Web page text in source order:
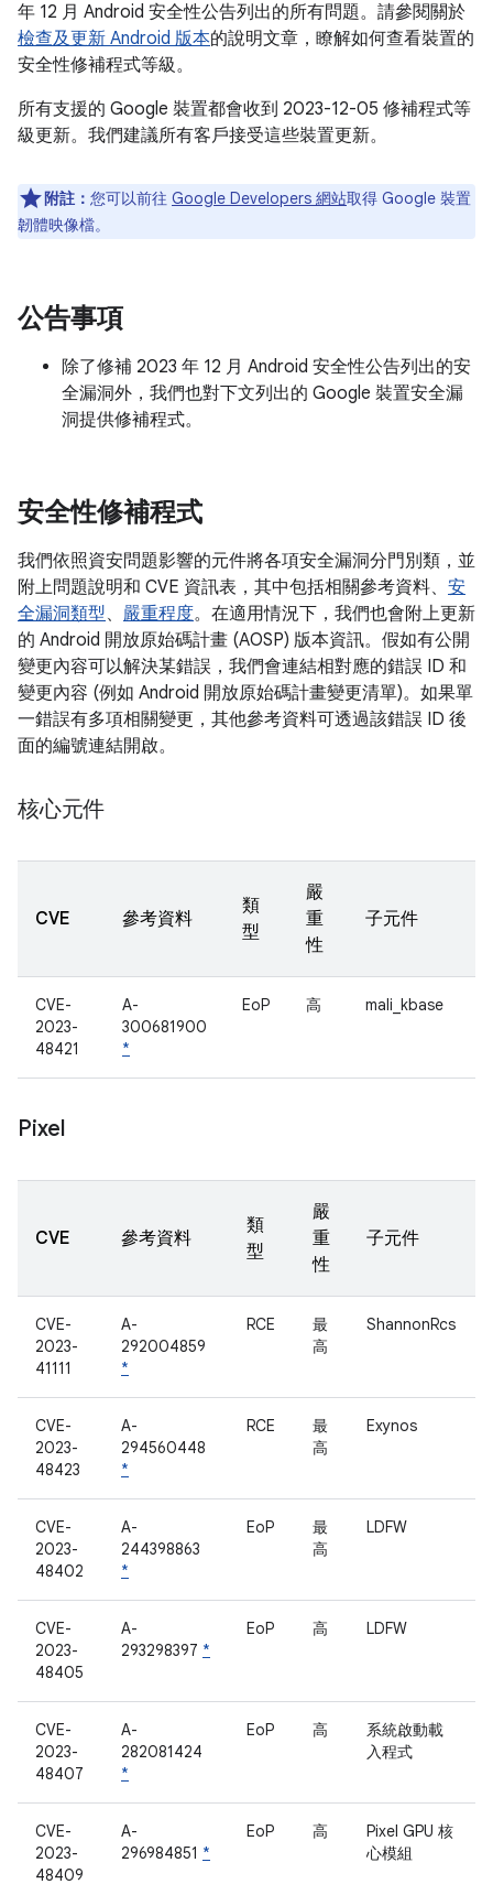
年 12 月 Android 安全性公告列出的所有問題。請參閱關於
檢查及更新 Android 版本的說明文章，瞭解如何查看裝置的
安全性修補程式等級。
所有支援的 Google 裝置都會收到 2023-12-05 修補程式等
級更新。我們建議所有客戶接受這些裝置更新。
附註： 您可以前往 Google Developers 網站取得 Google 裝置
韌體映像檔。
公告事項
除了修補 2023 年 12 月 Android 安全性公告列出的安
全漏洞外，我們也對下文列出的 Google 裝置安全漏
洞提供修補程式。
安全性修補程式
我們依照資安問題影響的元件將各項安全漏洞分門別類，並
附上問題說明和 CVE 資訊表，其中包括相關參考資料、 安
全漏洞類型、 嚴重程度。在適用情況下，我們也會附上更新
的 Android 開放原始碼計畫 (AOSP) 版本資訊。假如有公開
變更內容可以解決某錯誤，我們會連結相對應的錯誤 ID 和
變更內容 (例如 Android 開放原始碼計畫變更清單)。如果單
一錯誤有多項相關變更，其他參考資料可透過該錯誤 ID 後
面的編號連結開啟。
核心元件
CVE 參考資料
類
型
嚴
重
性
子元件
CVE-
2023-
48421
A-
300681900
*
EoP 高 mali_kbase
Pixel
CVE 參考資料
類
型
嚴
重
性
子元件
CVE-
2023-
41111
A-
292004859
*
RCE
最
高
ShannonRcs
CVE-
2023-
48423
A-
294560448
*
RCE
最
高
Exynos
CVE-
2023-
48402
A-
244398863
*
EoP
最
高
LDFW
CVE-
2023-
48405
A-
293298397 *
EoP 高 LDFW
CVE-
2023-
48407
A-
282081424
*
EoP 高
系統啟動載
入程式
CVE-
2023-
48409
A-
296984851 *
EoP 高
Pixel GPU 核
心模組